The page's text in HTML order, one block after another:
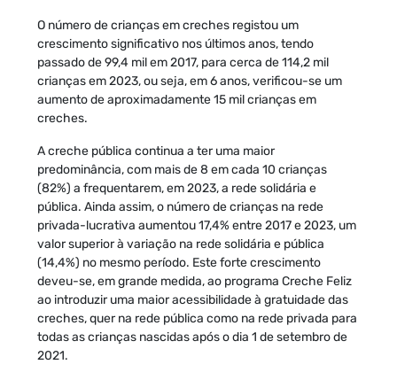
O número de crianças em creches registou um
crescimento significativo nos últimos anos, tendo
passado de 99,4 mil em 2017, para cerca de 114,2 mil
crianças em 2023, ou seja, em 6 anos, verificou-se um
aumento de aproximadamente 15 mil crianças em
creches.
A creche pública continua a ter uma maior
predominância, com mais de 8 em cada 10 crianças
(82%) a frequentarem, em 2023, a rede solidária e
pública. Ainda assim, o número de crianças na rede
privada-lucrativa aumentou 17,4% entre 2017 e 2023, um
valor superior à variação na rede solidária e pública
(14,4%) no mesmo período. Este forte crescimento
deveu-se, em grande medida, ao programa Creche Feliz
ao introduzir uma maior acessibilidade à gratuidade das
creches, quer na rede pública como na rede privada para
todas as crianças nascidas após o dia 1 de setembro de
2021.